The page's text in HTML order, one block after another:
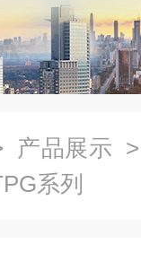
产品展示
系列